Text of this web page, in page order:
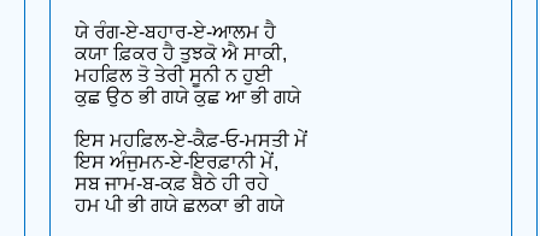
ਯੇ ਰੰਗ-ਏ-ਬਹਾਰ-ਏ-ਆਲਮ ਹੈ
ਕਯਾ ਫ਼ਿਕਰ ਹੈ ਤੁਝਕੋ ਐ ਸਾਕੀ,
ਮਹਫ਼ਿਲ ਤੋ ਤੇਰੀ ਸੂਨੀ ਨ ਹੁਈ
ਕੁਛ ਉਠ ਭੀ ਗਯੇ ਕੁਛ ਆ ਭੀ ਗਯੇ
ਇਸ ਮਹਫ਼ਿਲ-ਏ-ਕੈਫ਼-ਓ-ਮਸਤੀ ਮੇਂ
ਇਸ ਅੰਜੁਮਨ-ਏ-ਇਰਫ਼ਾਨੀ ਮੇਂ,
ਸਬ ਜਾਮ-ਬ-ਕਫ਼ ਬੈਠੇ ਹੀ ਰਹੇ
ਹਮ ਪੀ ਭੀ ਗਯੇ ਛਲਕਾ ਭੀ ਗਯੇ